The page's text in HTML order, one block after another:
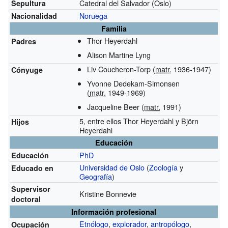
Sepultura Catedral del Salvador (Oslo)
Nacionalidad Noruega
Familia
Padres
Thor Heyerdahl
Alison Martine Lyng
Cónyuge Liv Coucheron-Torp (matr. 1936-1947)
Yvonne Dedekam-Simonsen
(matr. 1949-1969)
Jacqueline Beer (matr. 1991)
Hijos
5, entre ellos Thor Heyerdahl y Björn
Heyerdahl
Educación
Educación
PhD
Educado en Universidad de Oslo (Zoologíay
Geografía)
Supervisor
doctoral
Kristine Bonnevie
Información profesional
Ocupación
Etnólogo,explorador,antropólogo,